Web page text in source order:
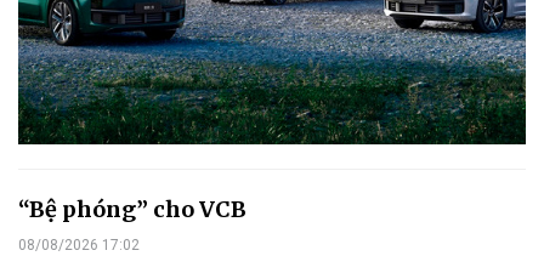
“Bệ phóng” cho VCB
08/08/2026 17:02